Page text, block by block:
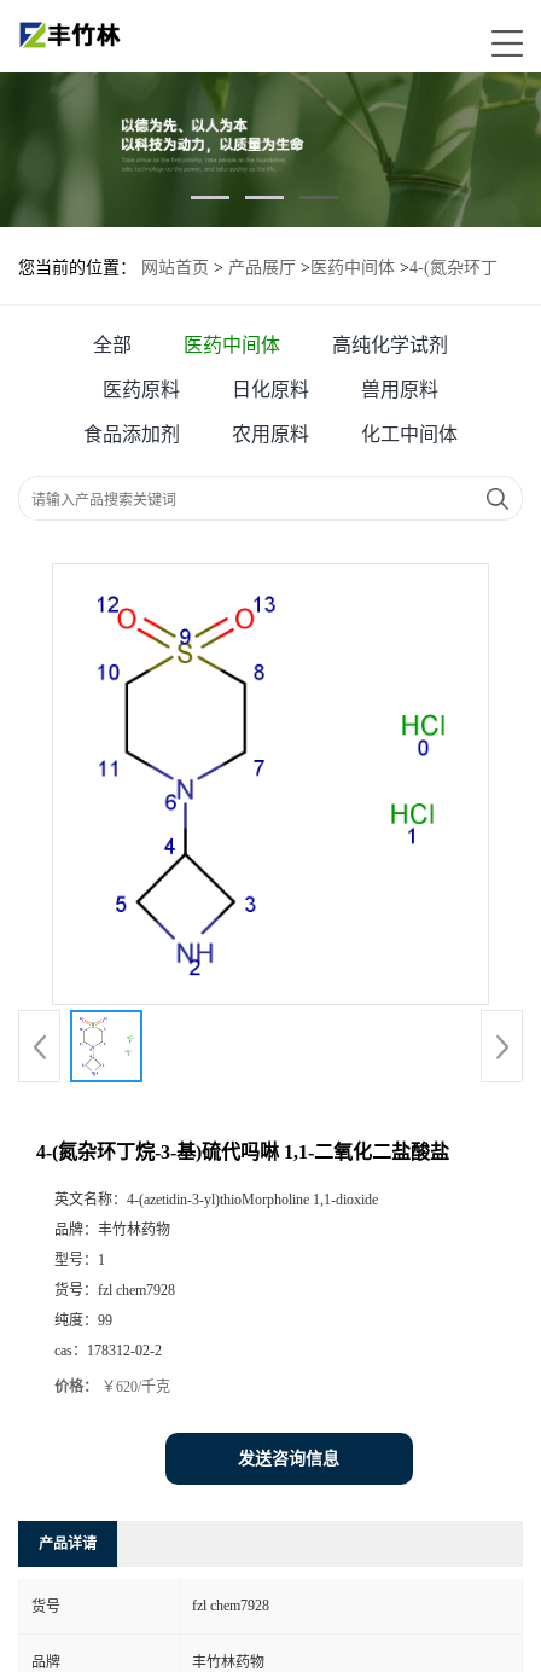
您当前的位置： 网站首页 > 产品展厅 > 医药中间体 >4-(氮杂环丁
全部 医药中间体 高纯化学试剂
医药原料 日化原料 兽用原料
食品添加剂 农用原料 化工中间体
4-(氮杂环丁烷-3-基)硫代吗啉 1,1-二氧化二盐酸盐
英文名称： 4-(azetidin-3-yl)thioMorpholine 1,1-dioxide
品牌： 丰竹林药物
型号： 1
货号： fzl chem7928
纯度： 99
cas： 178312-02-2
价格： ￥620/千克
发送咨询信息
产品详请
货号 fzl chem7928
品牌 丰竹林药物